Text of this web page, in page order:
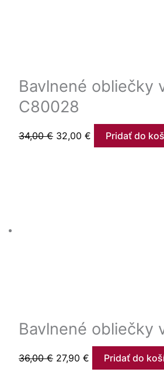
Bavlnené obliečky
C80028
34,00€ 32,00 € Pridať do
Bavlnené obliečky
36,00€ 27,90 € Pridať do